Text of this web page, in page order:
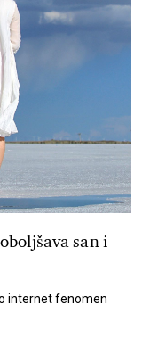
san i
internet fenomen